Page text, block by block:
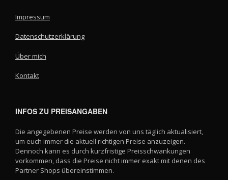
Impressum
Datenschutzerklärung
Über mich
Kontakt
INFOS ZU PREISANGABEN
Die angegebenen Preise werden von uns täglich aktualisiert,
um euch immer die aktuell richtigen Preise anzuzeigen.
Dennoch kann es durch kurzfristige Preisschwankungen
vorkommen, dass die Preise nicht immer exakt mit denen des
Partner Shops übereinstimmen.